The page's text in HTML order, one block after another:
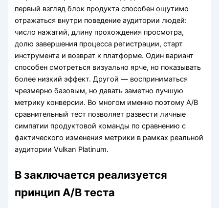
первый взгляд блок продукта способен ощутимо
отражаться внутри поведение аудитории людей:
число нажатий, длину прохождения просмотра,
долю завершения процесса регистрации, старт
инструмента и возврат к платформе. Один вариант
способен смотреться визуально ярче, но показывать
более низкий эффект. Другой — восприниматься
чрезмерно базовым, но давать заметно лучшую
метрику конверсии. Во многом именно поэтому A/B
сравнительный тест позволяет развести личные
симпатии продуктовой команды по сравнению с
фактического изменения метрики в рамках реальной
аудитории Vulkan Platinum.
В заключается реализуется
принцип A/B теста